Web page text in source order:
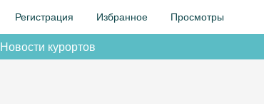
Регистрация Избранное Просмотры
Новости курортов